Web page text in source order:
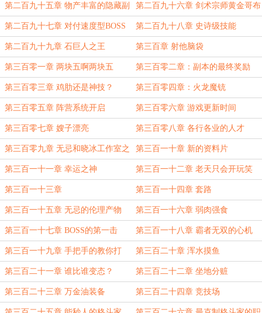
第二百九十五章 物产丰富的隐藏副
本
第二百九十六章 剑术宗师黄金哥布
林
第二百九十七章 对付速度型BOSS
的最好办法就是不让他动
第二百九十八章 史诗级技能
第二百九十九章 石巨人之王 第三百章 射他脑袋
第三百零一章 两块五啊两块五 第三百零二章：副本的最终奖励
第三百零三章 鸡肋还是神技？ 第三百零四章：火龙魔铳
第三百零五章 阵营系统开启 第三百零六章 游戏更新时间
第三百零七章 嫂子漂亮 第三百零八章 各行各业的人才
第三百零九章 无忌和晓冰工作室之
间的博弈
第三百一十章 新的资料片
第三百一十一章 幸运之神 第三百一十二章 老天只会开玩笑
第三百一十三章 第三百一十四章 套路
第三百一十五章 无忌的伦理产物 第三百一十六章 弱肉强食
第三百一十七章 BOSS的第一击 第三百一十八章 霸者无双的心机
第三百一十九章 手把手的教你打
BOSS
第三百二十章 浑水摸鱼
第三百二十一章 谁比谁变态？ 第三百二十二章 坐地分赃
第三百二十三章 万金油装备 第三百二十四章 竞技场